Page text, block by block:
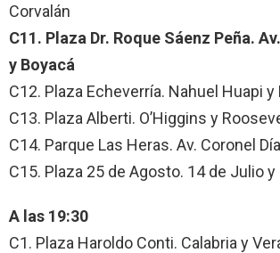
Corvalán
C11. Plaza Dr. Roque Sáenz Peña.
y Boyacá
C12. Plaza Echeverría. Nahuel Huapi
C13. Plaza Alberti. O’Higgins y
C14. Parque Las Heras. Av. Coronel
C15. Plaza 25 de Agosto. 14 de Julio y
A las 19:30
C1. Plaza Haroldo Conti. Calabria y